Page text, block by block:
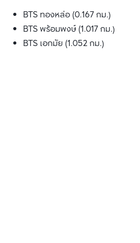
BTS ทองหล่อ (0.167 กม.)
BTS พร้อมพงษ์ (1.017 กม.)
BTS เอกมัย (1.052 กม.)